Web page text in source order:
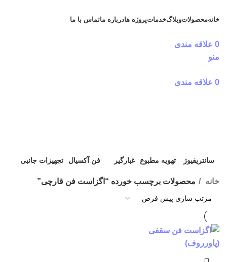
خانهمحصولاتوبلاگخدماتپروژه هادرباره ماتماس با ما
0 علاقه مندی
منو
0 علاقه مندی
سانتریفیوژ
تهویه مطبوع
غبارگیر
فن آکسیال
تجهیزات جانبی
خانه محصولات برچسب خورده “اگزاست فن قارچی”